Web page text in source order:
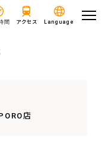
間 アクセス Language
店